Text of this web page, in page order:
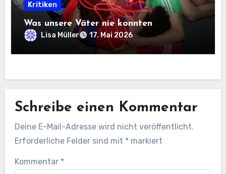
Kritiken
Was unsere Väter nie konnten
Lisa Müller 17. Mai 2026
Schreibe einen Kommentar
Deine E-Mail-Adresse wird nicht veröffentlicht.
Erforderliche Felder sind mit * markiert
Kommentar *